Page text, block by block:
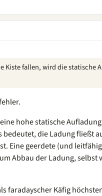
Kiste fallen, wird die statische
hohe statische
bedeutet, die Ladung fließt
Eine geerdete (und
Abbau der Ladung, selbst
faradayscher Käfig